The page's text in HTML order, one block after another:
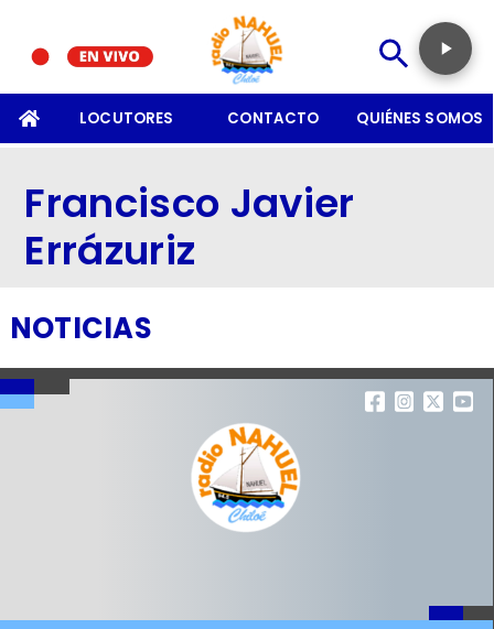
LOCUTORES CONTACTO QUIÉNES SOMOS
Francisco Javier
Errázuriz
NOTICIAS